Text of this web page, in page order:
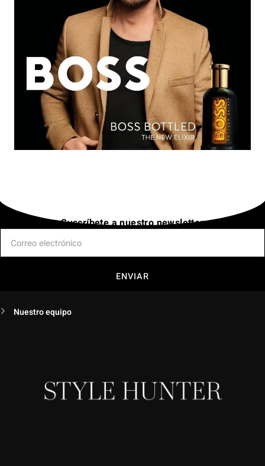
Suscríbete a nuestro newsletter
ENVIAR
Nuestro equipo